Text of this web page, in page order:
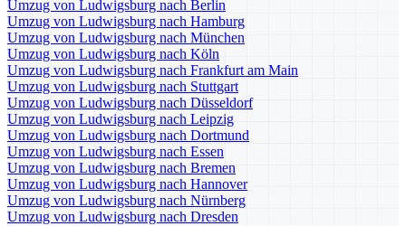
Umzug von Ludwigsburg nach Berlin
Umzug von Ludwigsburg nach Hamburg
Umzug von Ludwigsburg nach München
Umzug von Ludwigsburg nach Köln
Umzug von Ludwigsburg nach Frankfurt am Main
Umzug von Ludwigsburg nach Stuttgart
Umzug von Ludwigsburg nach Düsseldorf
Umzug von Ludwigsburg nach Leipzig
Umzug von Ludwigsburg nach Dortmund
Umzug von Ludwigsburg nach Essen
Umzug von Ludwigsburg nach Bremen
Umzug von Ludwigsburg nach Hannover
Umzug von Ludwigsburg nach Nürnberg
Umzug von Ludwigsburg nach Dresden